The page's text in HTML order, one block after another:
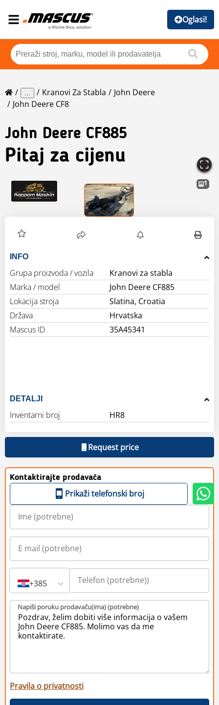
Oglasi!
... Kranovi Za Stabla
John Deere
John Deere CF8
John Deere CF885
Pitaj za cijenu
1
INFO
Grupa proizvoda / vozila
Kranovi za stabla
Marka / model
John Deere CF885
Lokacija stroja
Slatina, Croatia
Država
Hrvatska
Mascus ID
35A45341
DETALJI
Inventarni broj HR8
Request price
Kontaktirajte prodavača
Prikaži telefonski broj
+385
Napiši poruku prodavaču(ima) (potrebne)
Pravila o privatnosti